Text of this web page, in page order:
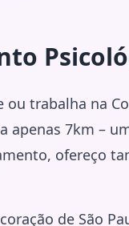
ou trabalha na
apenas 7km –
ofereço
de São